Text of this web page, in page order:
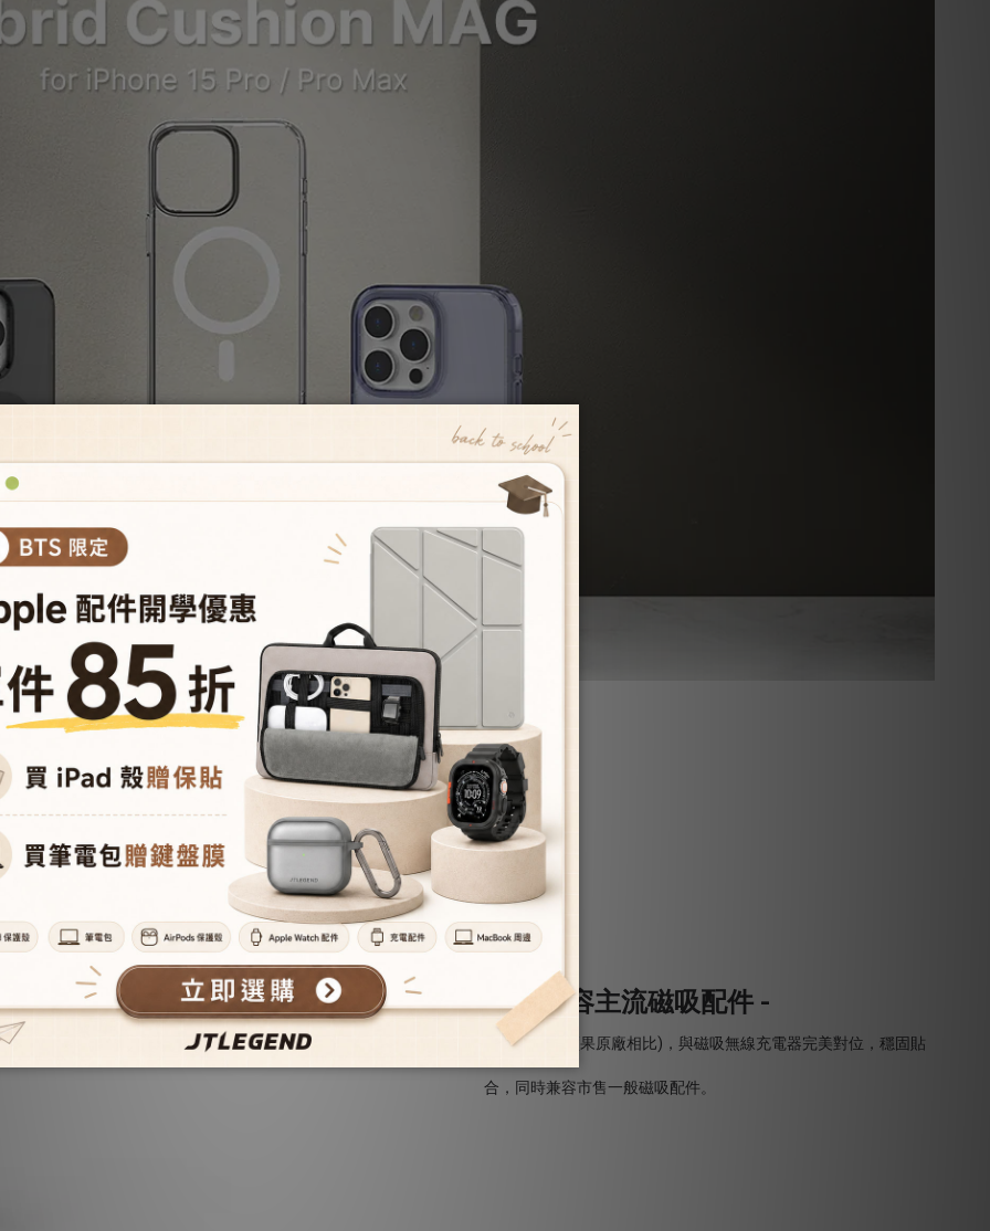
超強磁吸 兼容主流磁吸配件 -
內建特製磁圈，磁吸拉力增強160%以上(與蘋果原廠相比)，與磁吸無線充電器完美對位，穩固貼
合，同時兼容市售一般磁吸配件。